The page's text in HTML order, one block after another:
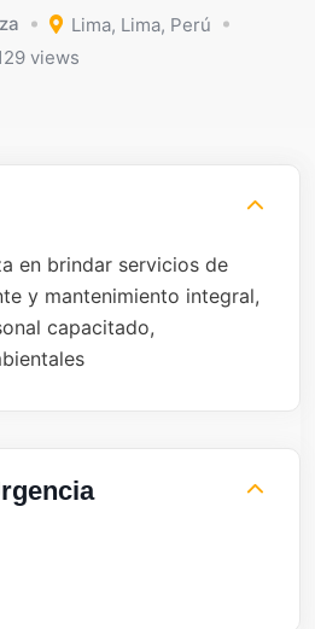
Lima, Lima, Perú
views
en brindar servicios de
y mantenimiento integral,
capacitado,